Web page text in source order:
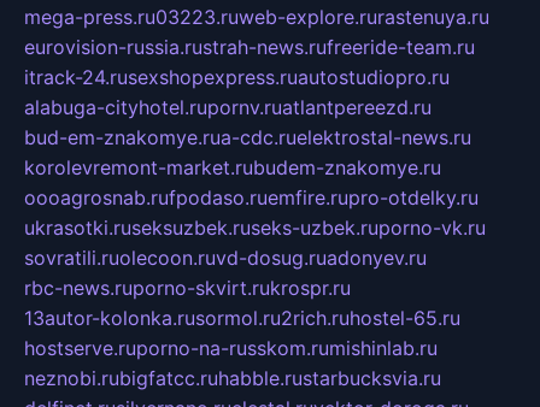
mega-press.ru03223.ruweb-explore.rurastenuya.ru
eurovision-russia.rustrah-news.rufreeride-team.ru
itrack-24.rusexshopexpress.ruautostudiopro.ru
alabuga-cityhotel.rupornv.ruatlantpereezd.ru
bud-em-znakomye.rua-cdc.ruelektrostal-news.ru
korolevremont-market.rubudem-znakomye.ru
oooagrosnab.rufpodaso.ruemfire.rupro-otdelky.ru
ukrasotki.ruseksuzbek.ruseks-uzbek.ruporno-vk.ru
sovratili.ruolecoon.ruvd-dosug.ruadonyev.ru
rbc-news.ruporno-skvirt.rukrospr.ru
13autor-kolonka.rusormol.ru2rich.ruhostel-65.ru
hostserve.ruporno-na-russkom.rumishinlab.ru
neznobi.rubigfatcc.ruhabble.rustarbucksvia.ru